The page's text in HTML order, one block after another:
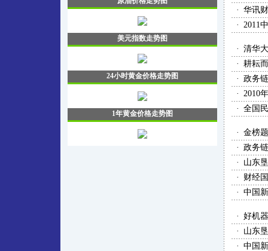
· 华讯
· 2011
· 清华
· 耕耘
· 政务
· 2010
· 全国
· 金榜
· 政务
·
山东
·
财经
· 中国
· 好机
·
山东
· 中国